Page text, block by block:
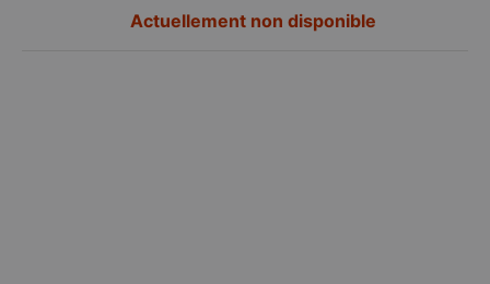
Actuellement non disponible